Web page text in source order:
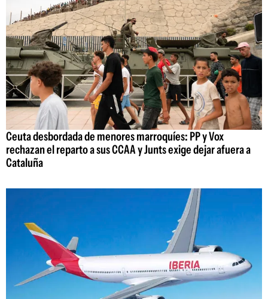
Ceuta desbordada de menores marroquíes: PP y Vox
rechazan el reparto a sus CCAA y Junts exige dejar afuera a
Cataluña